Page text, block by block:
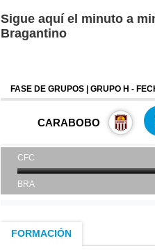
Sigue aquí el minuto a
Bragantino